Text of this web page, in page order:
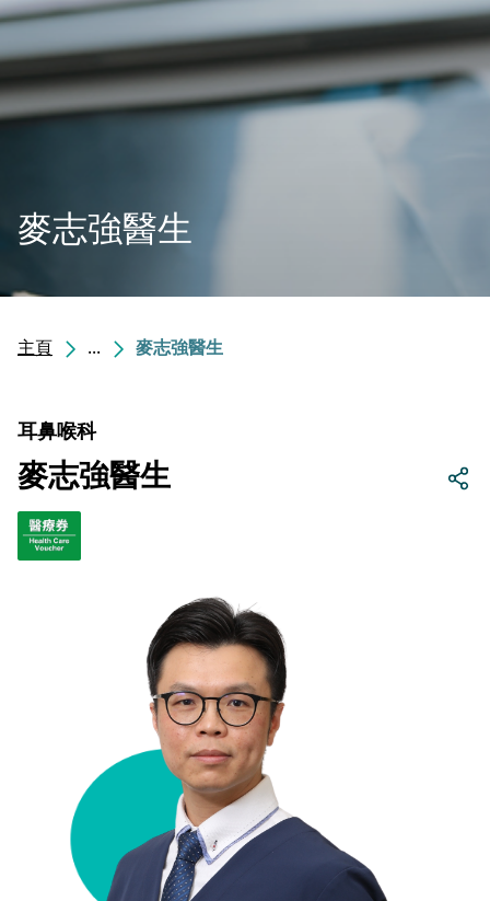
麥志強醫生
主頁 ... 麥志強醫生
耳鼻喉科
麥志強醫生